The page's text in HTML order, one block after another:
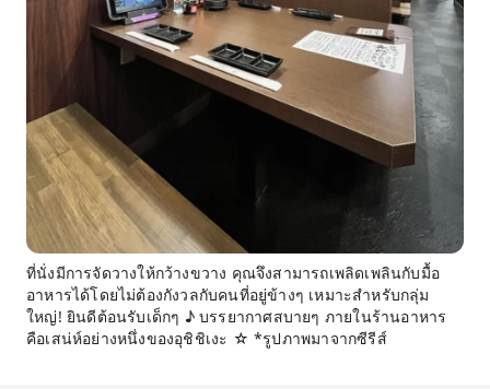
ที่นั่งมีการจัดวางให้กว้างขวาง คุณจึงสามารถเพลิดเพลินกับมื้อ
อาหารได้โดยไม่ต้องกังวลกับคนที่อยู่ข้างๆ เหมาะสำหรับกลุ่ม
ใหญ่! ยินดีต้อนรับเด็กๆ ♪ บรรยากาศสบายๆ ภายในร้านอาหาร
คือเสน่ห์อย่างหนึ่งของอุชิชิเงะ ☆ *รูปภาพมาจากซีรีส์